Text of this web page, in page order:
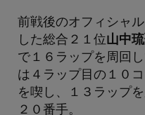
前戦後のオフィシャ
した総合２１位山中
で１６ラップを周回
は４ラップ目の１０
を喫し、１３ラップ
２０番手。